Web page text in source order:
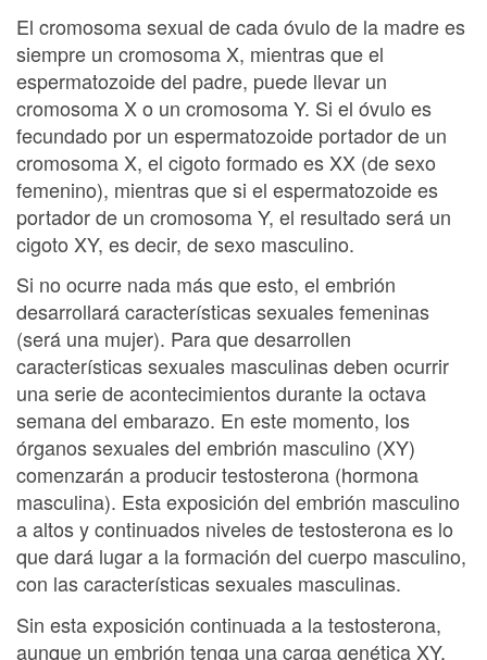
El cromosoma sexual de cada óvulo de la madre es
siempre un cromosoma X, mientras que el
espermatozoide del padre, puede llevar un
cromosoma X o un cromosoma Y. Si el óvulo es
fecundado por un espermatozoide portador de un
cromosoma X, el cigoto formado es XX (de sexo
femenino), mientras que si el espermatozoide es
portador de un cromosoma Y, el resultado será un
cigoto XY, es decir, de sexo masculino.
Si no ocurre nada más que esto, el embrión
desarrollará características sexuales femeninas
(será una mujer). Para que desarrollen
características sexuales masculinas deben ocurrir
una serie de acontecimientos durante la octava
semana del embarazo. En este momento, los
órganos sexuales del embrión masculino (XY)
comenzarán a producir testosterona (hormona
masculina). Esta exposición del embrión masculino
a altos y continuados niveles de testosterona es lo
que dará lugar a la formación del cuerpo masculino,
con las características sexuales masculinas.
Sin esta exposición continuada a la testosterona,
aunque un embrión tenga una carga genética XY,